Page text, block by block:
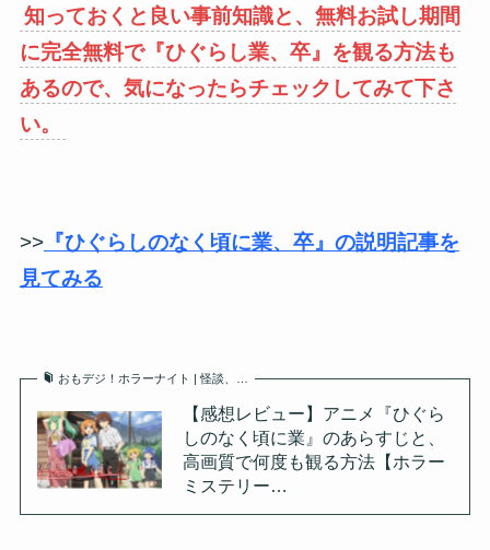
知っておくと良い事前知識と、無料お試し期間
に完全無料で『ひぐらし業、卒』を観る方法も
あるので、気になったらチェックしてみて下さ
い。
>>『ひぐらしのなく頃に業、卒』の説明記事を
見てみる
おもデジ！ホラーナイト | 怪談、…
【感想レビュー】アニメ『ひぐら
しのなく頃に業』のあらすじと、
高画質で何度も観る方法【ホラー
ミステリー…